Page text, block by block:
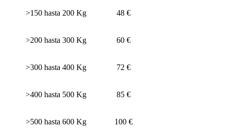
>150 hasta 200 Kg 48 €
>200 hasta 300 Kg 60 €
>300 hasta 400 Kg 72 €
>400 hasta 500 Kg 85 €
>500 hasta 600 Kg 100 €